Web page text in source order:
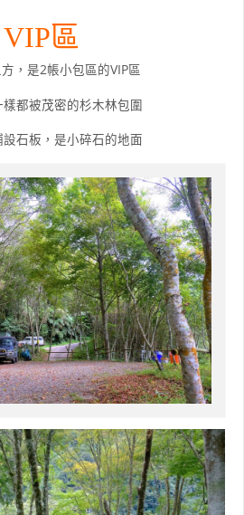
VIP區
，是2帳小包區的VIP區
都被茂密的杉木林包圍
設石板，是小碎石的地面